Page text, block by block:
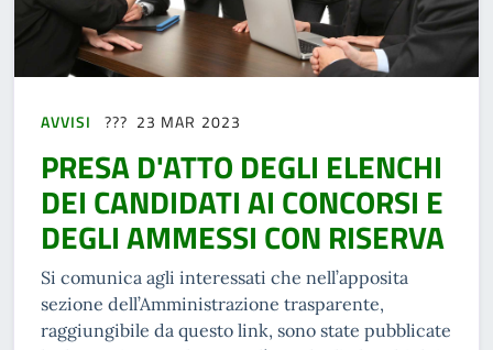
AVVISI 23 MAR 2023
PRESA D'ATTO DEGLI ELENCHI
DEI CANDIDATI AI CONCORSI E
DEGLI AMMESSI CON RISERVA
Si comunica agli interessati che nell’apposita
sezione dell’Amministrazione trasparente,
raggiungibile da questo link, sono state pubblicate